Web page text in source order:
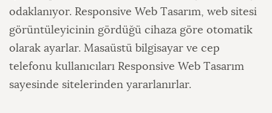
odaklanıyor. Responsive Web Tasarım, web sitesi
görüntüleyicinin gördüğü cihaza göre otomatik
olarak ayarlar. Masaüstü bilgisayar ve cep
telefonu kullanıcıları Responsive Web Tasarım
sayesinde sitelerinden yararlanırlar.